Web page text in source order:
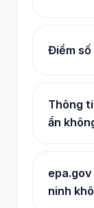
Điểm số
Thông
ẩn
ninh